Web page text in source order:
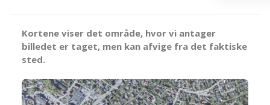
Kortene viser det område, hvor vi antager
billedet er taget, men kan afvige fra det faktiske
sted.